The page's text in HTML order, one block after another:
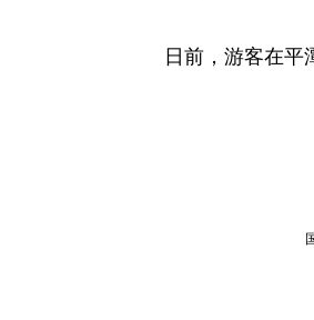
日前，游客在平